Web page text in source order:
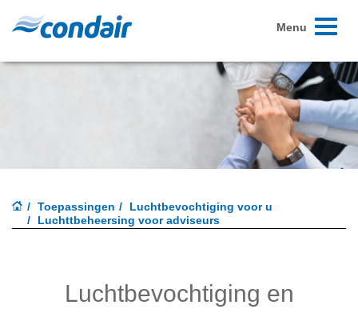
Toggle
Menu
Toepassingen
Luchtbevochtiging voor u
Luchttbeheersing voor adviseurs
Luchtbevochtiging en